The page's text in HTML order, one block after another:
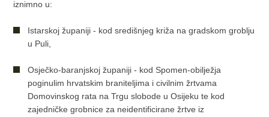
iznimno u:
Istarskoj županiji - kod središnjeg križa na gradskom groblju
u Puli,
Osječko-baranjskoj županiji - kod Spomen-obilježja
poginulim hrvatskim braniteljima i civilnim žrtvama
Domovinskog rata na Trgu slobode u Osijeku te kod
zajedničke grobnice za neidentificirane žrtve iz